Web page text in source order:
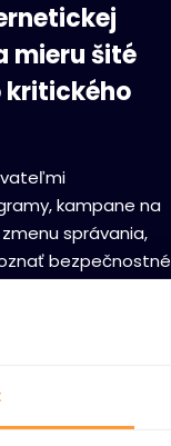
mieru šité
kritického
kampane na
správania,
bezpečnostné
podporujú